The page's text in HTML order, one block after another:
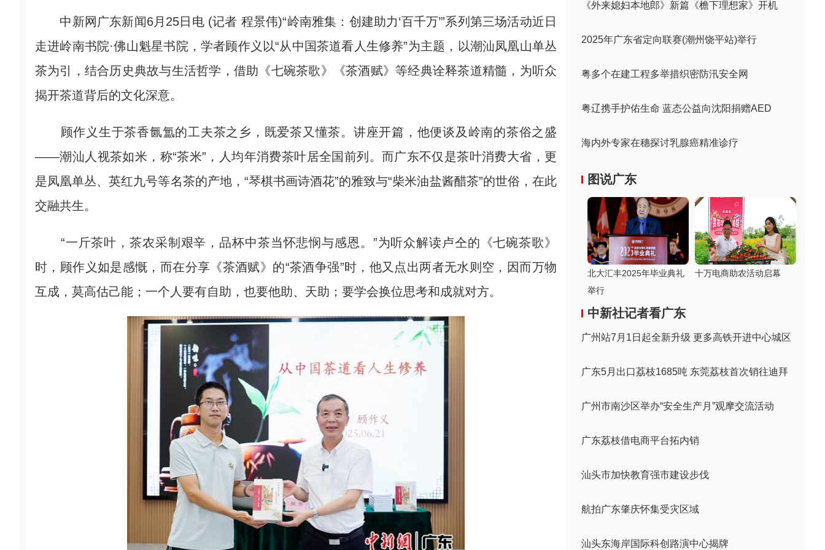
中新网广东新闻6月25日电 (记者 程景伟)“岭南雅集：创建助力‘百千万’”系列第三场活动近日
走进岭南书院·佛山魁星书院，学者顾作义以“从中国茶道看人生修养”为主题，以潮汕凤凰山单丛
茶为引，结合历史典故与生活哲学，借助《七碗茶歌》《茶酒赋》等经典诠释茶道精髓，为听众
揭开茶道背后的文化深意。
顾作义生于茶香氤氲的工夫茶之乡，既爱茶又懂茶。讲座开篇，他便谈及岭南的茶俗之盛
——潮汕人视茶如米，称“茶米”，人均年消费茶叶居全国前列。而广东不仅是茶叶消费大省，更
是凤凰单丛、英红九号等名茶的产地，“琴棋书画诗酒花”的雅致与“柴米油盐酱醋茶”的世俗，在此
交融共生。
“一斤茶叶，茶农采制艰辛，品杯中茶当怀悲悯与感恩。”为听众解读卢仝的《七碗茶歌》
时，顾作义如是感慨，而在分享《茶酒赋》的“茶酒争强”时，他又点出两者无水则空，因而万物
互成，莫高估己能；一个人要有自助，也要他助、天助；要学会换位思考和成就对方。
《外来媳妇本地郎》新篇《檐下理想家》开机
2025年广东省定向联赛(潮州饶平站)举行
粤多个在建工程多举措织密防汛安全网
粤辽携手护佑生命 蓝态公益向沈阳捐赠AED
海内外专家在穗探讨乳腺癌精准诊疗
图说广东
北大汇丰2025年毕业典礼
举行
十万电商助农活动启幕
中新社记者看广东
广州站7月1日起全新升级 更多高铁开进中心城区
广东5月出口荔枝1685吨 东莞荔枝首次销往迪拜
广州市南沙区举办“安全生产月”观摩交流活动
广东荔枝借电商平台拓内销
汕头市加快教育强市建设步伐
航拍广东肇庆怀集受灾区域
汕头东海岸国际科创路演中心揭牌